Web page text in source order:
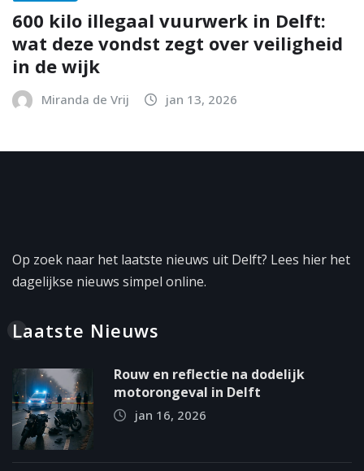
600 kilo illegaal vuurwerk in Delft:
wat deze vondst zegt over veiligheid
in de wijk
Miranda de Vrij jan 13, 2026
Op zoek naar het laatste nieuws uit Delft? Lees hier het
dagelijkse nieuws simpel online.
Laatste Nieuws
Rouw en reflectie na dodelijk
motorongeval in Delft
jan 16, 2026